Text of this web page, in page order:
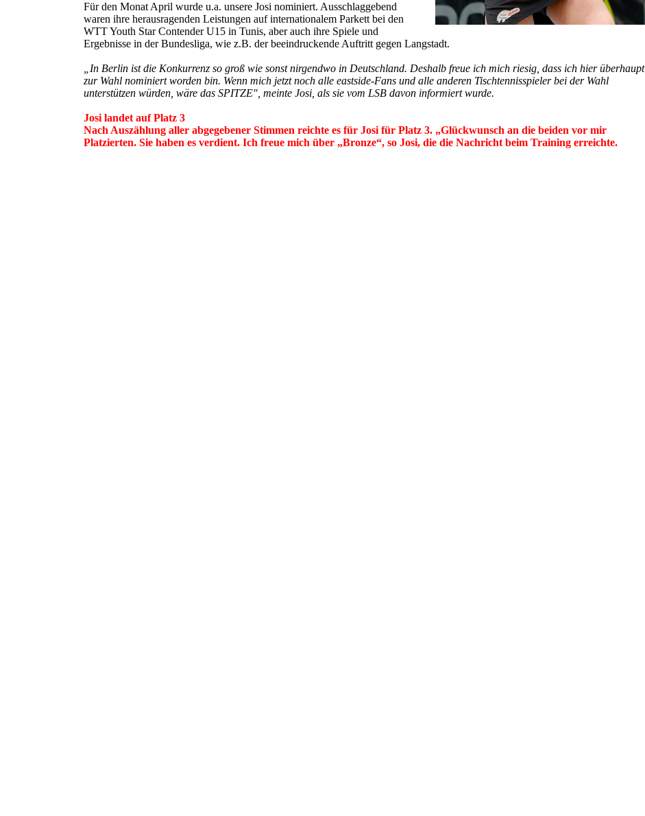
Für den Monat April wurde u.a. unsere Josi nominiert. Ausschlaggebend
waren ihre herausragenden Leistungen auf internationalem Parkett bei den
WTT Youth Star Contender U15 in Tunis, aber auch ihre Spiele und
Ergebnisse in der Bundesliga, wie z.B. der beeindruckende Auftritt gegen Langstadt.
„In Berlin ist die Konkurrenz so groß wie sonst nirgendwo in Deutschland. Deshalb freue ich mich riesig, dass ich hier überhaupt
zur Wahl nominiert worden bin. Wenn mich jetzt noch alle eastside-Fans und alle anderen Tischtennisspieler bei der Wahl
unterstützen würden, wäre das SPITZE", meinte Josi, als sie vom LSB davon informiert wurde.
Josi landet auf Platz 3
Nach Auszählung aller abgegebener Stimmen reichte es für Josi für Platz 3. „Glückwunsch an die beiden vor mir
Platzierten. Sie haben es verdient. Ich freue mich über „Bronze“, so Josi, die die Nachricht beim Training erreichte.